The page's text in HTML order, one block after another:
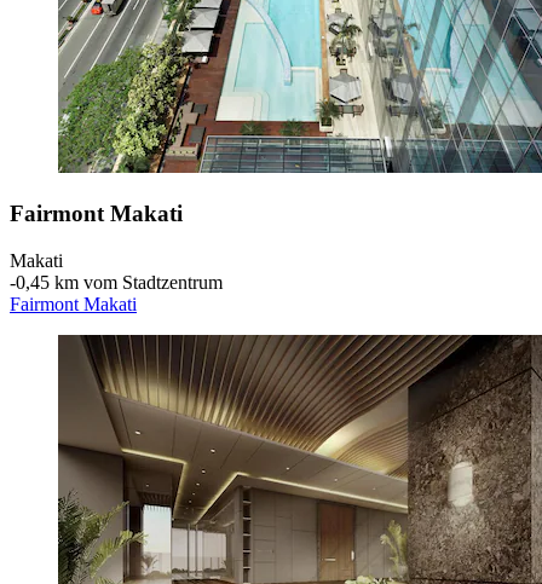
Fairmont Makati
Makati
‐0,45 km vom Stadtzentrum
Fairmont Makati